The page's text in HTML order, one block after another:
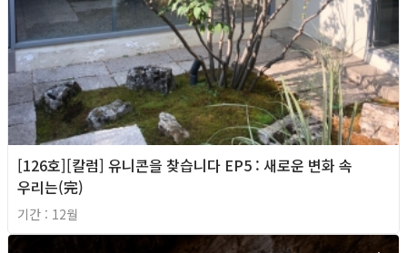
[126호][칼럼] 유니콘을 찾습니다 EP5 : 새로운 변화 속
우리는(完)
기간 : 12월